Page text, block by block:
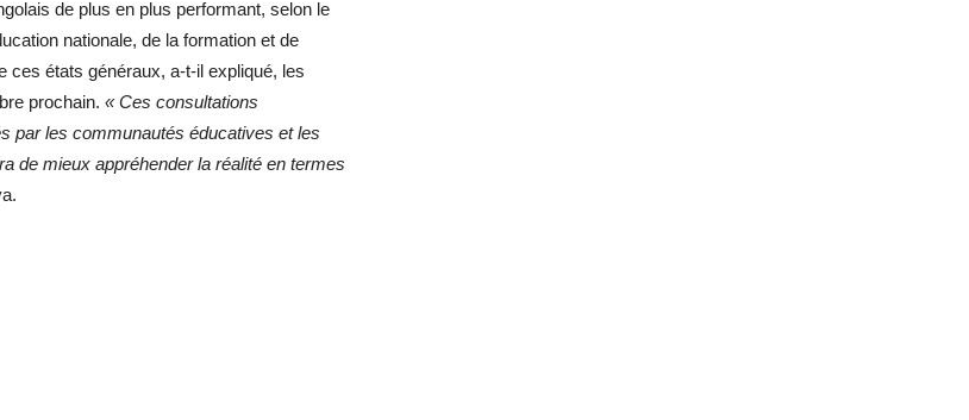
de plus en plus performant, selon le
nationale, de la formation et de
ces états généraux, a-t-il expliqué, les
prochain. « Ces consultations
par les communautés éducatives et les
de mieux appréhender la réalité en termes